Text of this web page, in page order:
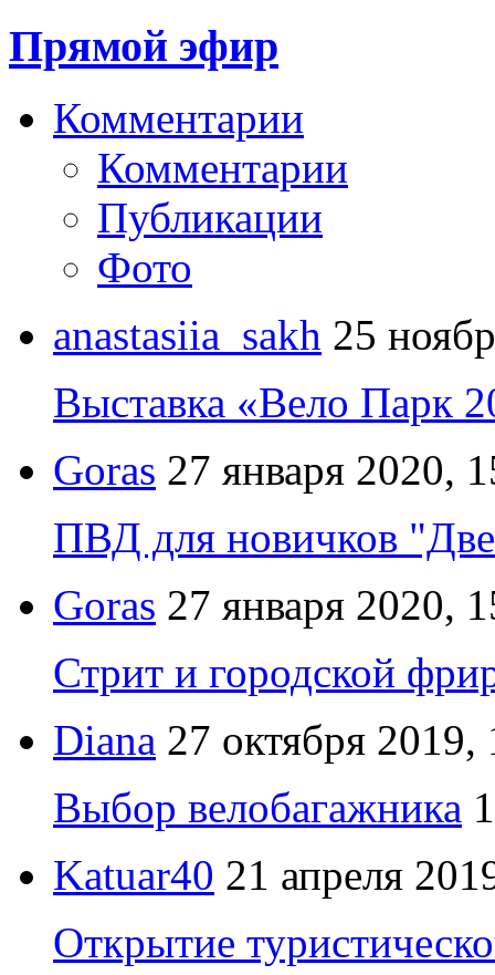
Прямой эфир
Комментарии
Комментарии
Публикации
Фото
anastasiia_sakh 25
Выставка «Вело Парк
Goras 27 января 2020,
ПВД для новичков
Goras 27 января 2020,
Стрит и городской
Diana 27 октября 2019,
Выбор велобагажника
Katuar40 21 апреля
Открытие